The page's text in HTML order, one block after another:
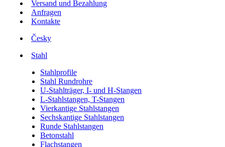
Versand und Bezahlung
Anfragen
Kontakte
Česky
Stahl
Stahlprofile
Stahl Rundrohre
U-Stahlträger, I- und H-Stangen
L-Stahlstangen, T-Stangen
Vierkantige Stahlstangen
Sechskantige Stahlstangen
Runde Stahlstangen
Betonstahl
Flachstangen